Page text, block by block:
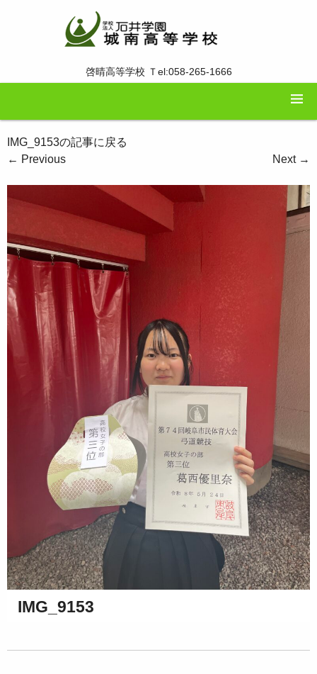
啓晴高等学校 Ｔel:058-265-1666
IMG_9153の記事に戻る
← Previous Next →
IMG_9153